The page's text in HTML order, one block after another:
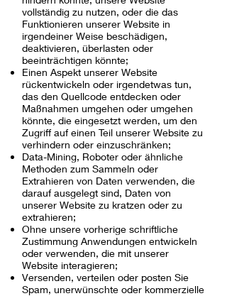
vollständig zu nutzen, oder die das
Funktionieren unserer Website in
irgendeiner Weise beschädigen,
deaktivieren, überlasten oder
beeinträchtigen könnte;
Einen Aspekt unserer Website
rückentwickeln oder irgendetwas tun,
das den Quellcode entdecken oder
Maßnahmen umgehen oder umgehen
könnte, die eingesetzt werden, um den
Zugriff auf einen Teil unserer Website zu
verhindern oder einzuschränken;
Data-Mining, Roboter oder ähnliche
Methoden zum Sammeln oder
Extrahieren von Daten verwenden, die
darauf ausgelegt sind, Daten von
unserer Website zu kratzen oder zu
extrahieren;
Ohne unsere vorherige schriftliche
Zustimmung Anwendungen entwickeln
oder verwenden, die mit unserer
Website interagieren;
Versenden, verteilen oder posten Sie
Spam, unerwünschte oder kommerzielle